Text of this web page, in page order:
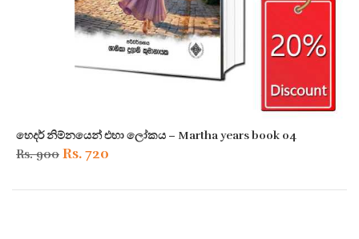
හෙදර් නිම්නයෙන් එහා ලෝකය – Martha years book 04
Rs.900 Original
Rs.720